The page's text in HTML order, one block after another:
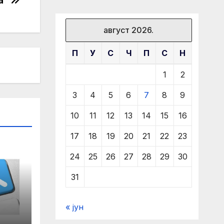
август 2026.
П У С Ч П С Н
1 2
3 4 5 6 7 8 9
10 11 12 13 14 15 16
17 18 19 20 21 22 23
24 25 26 27 28 29 30
31
« јун